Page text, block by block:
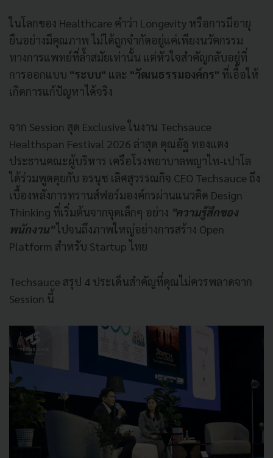
ในโลกของ Healthcare คำว่า Longevity หรือการมีอายุ
ยืนอย่างมีคุณภาพ ไม่ได้ถูกจำกัดอยู่แค่เพียงนวัตกรรม
ทางการแพทย์ที่ล้ำสมัยเท่านั้น แต่หัวใจสำคัญกลับอยู่ที่
การออกแบบ "ระบบ" และ "วัฒนธรรมองค์กร" ที่เอื้อให้
เกิดการแก้ปัญหาได้จริง
จาก Session สุด Exclusive ในงาน Techsauce
Healthspan Festival 2026 ล่าสุด คุณอัฐ ทองแตง
ประธานคณะผู้บริหาร เครือโรงพยาบาลพญาไท-เปาโล
ได้ร่วมพูดคุยกับ อรนุช เลิศสุวรรณกิจ CEO Techsauce ถึง
เบื้องหลังการทรานส์ฟอร์มองค์กรผ่านแนวคิด Design
Thinking ที่เริ่มต้นจากจุดเล็กๆ อย่าง "ความรู้สึกของ
พนักงาน"ไปจนถึงภาพใหญ่อย่างการสร้าง Open
Platform สำหรับ Startup ไทย
Techsauce สรุป 4 ประเด็นสำคัญที่คุณไม่ควรพลาดจาก
Session นี้